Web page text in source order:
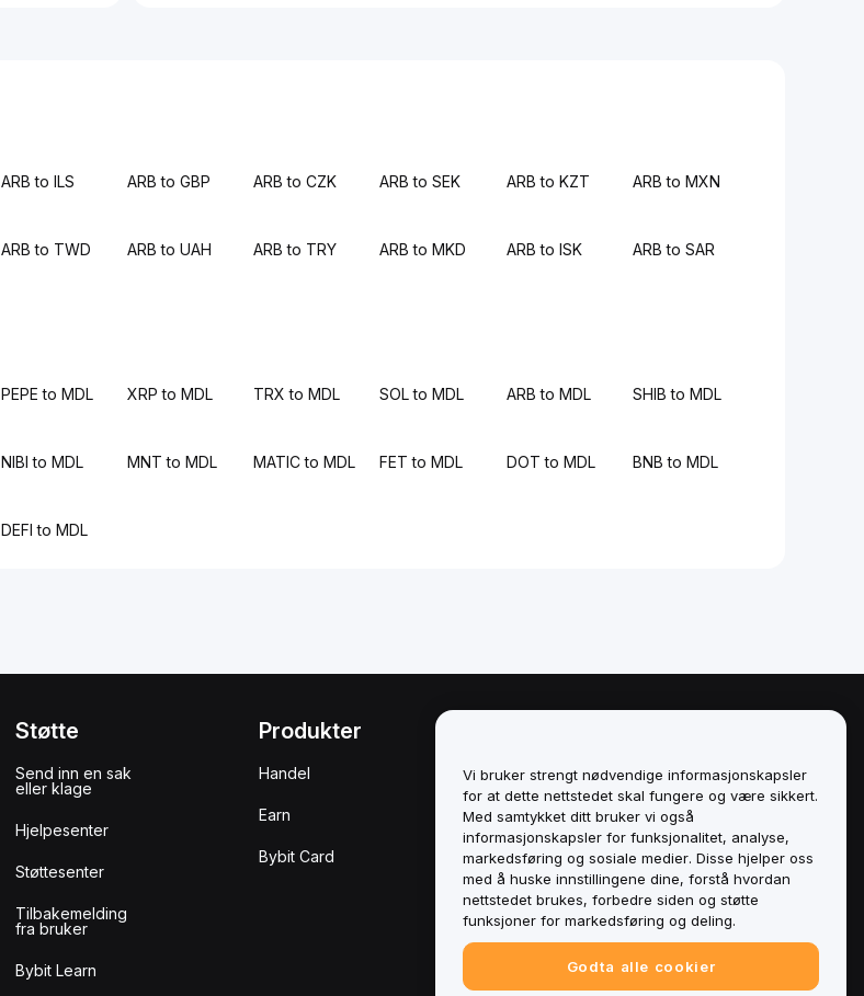
ARB to ILS ARB to GBP ARB to CZK ARB to SEK ARB to KZT ARB to MXN
ARB to TWD ARB to UAH ARB to TRY ARB to MKD ARB to ISK ARB to SAR
PEPE to MDL XRP to MDL TRX to MDL SOL to MDL ARB to MDL SHIB to MDL
NIBI to MDL MNT to MDL MATIC to MDL FET to MDL DOT to MDL BNB to MDL
DEFI to MDL
Støtte
Send inn en sak
eller klage
Hjelpesenter
Støttesenter
Tilbakemelding
fra bruker
Bybit Learn
Produkter
Handel
Earn
Bybit Card
Retningslinjer for
interessekonflikter
Sammendrag av retningslinjene for
oppbevaring og administrasjon
ESG-informasjon
Crypto-Asset White Papers
Vi bruker strengt nødvendige informasjonskapsler
for at dette nettstedet skal fungere og være sikkert.
Med samtykket ditt bruker vi også
informasjonskapsler for funksjonalitet, analyse,
markedsføring og sosiale medier. Disse hjelper oss
med å huske innstillingene dine, forstå hvordan
nettstedet brukes, forbedre siden og støtte
funksjoner for markedsføring og deling.
Godta alle cookier